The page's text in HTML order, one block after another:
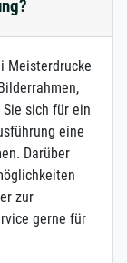
Meisterdrucke
sich für ein
eine
Darüber
zur
gerne für